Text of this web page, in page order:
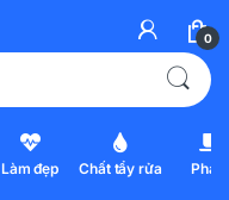
0
Làm đẹp Chất tẩy rửa Pha